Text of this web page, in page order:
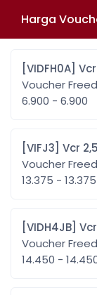
Voucher
6.900 - 6.900
[VIFJ3]
Voucher
13.375 - 13.375
Voucher
14.450 -